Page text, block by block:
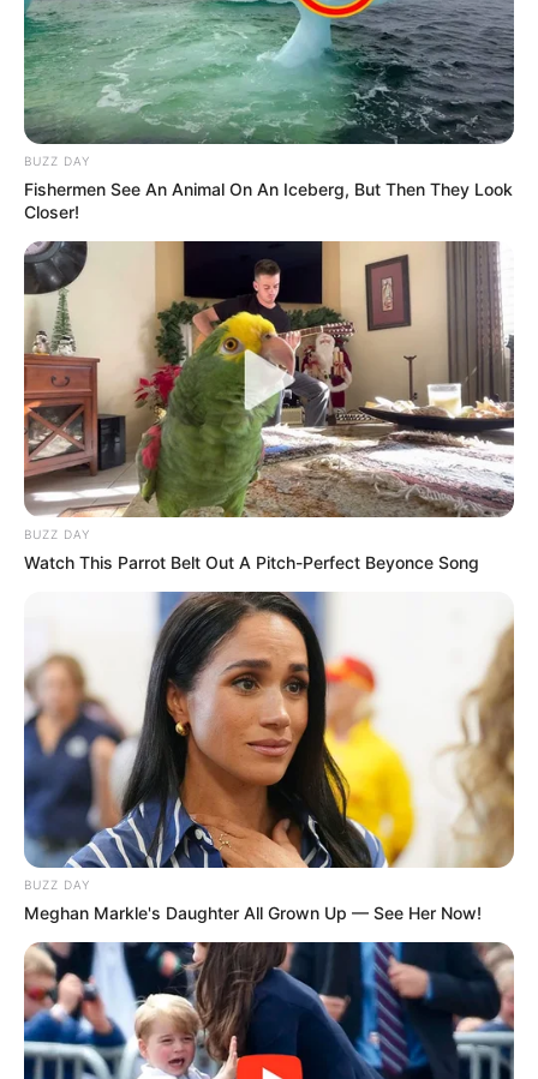
BUZZ DAY
Fishermen See An Animal On An Iceberg, But Then They Look
Closer!
BUZZ DAY
Watch This Parrot Belt Out A Pitch-Perfect Beyonce Song
BUZZ DAY
Meghan Markle's Daughter All Grown Up — See Her Now!